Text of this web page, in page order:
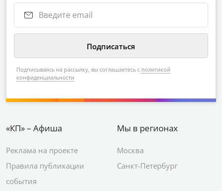
Подписываясь на рассылку, вы соглашаетесь с политикой
конфиденциальности
«КП» – Афиша
Реклама на проекте
Правила публикации
события
Мы в регионах
Москва
Санкт-Петербург